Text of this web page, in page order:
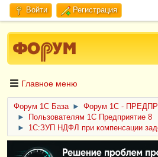
Войти Регистрация
Главное меню
Форум 1C База ►
Форум 1С -
►
Пользователям 1С Предприятие 8
►
1С:ЗУП НДФЛ при компенсации